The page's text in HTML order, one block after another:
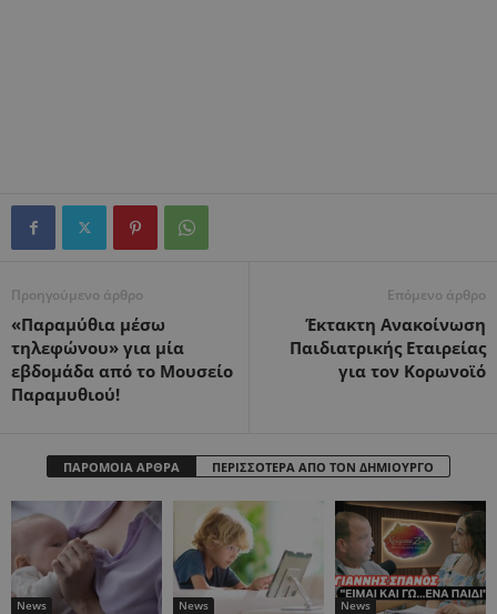
Προηγούμενο άρθρο
«Παραμύθια μέσω
τηλεφώνου» για μία
εβδομάδα από το Μουσείο
Παραμυθιού!
Επόμενο άρθρο
Έκτακτη Ανακοίνωση
Παιδιατρικής Εταιρείας
για τον Κορωνοϊό
ΠΑΡΟΜΟΙΑ ΑΡΘΡΑ ΠΕΡΙΣΣΟΤΕΡΑ ΑΠΟ ΤΟΝ ΔΗΜΙΟΥΡΓΟ
News News News